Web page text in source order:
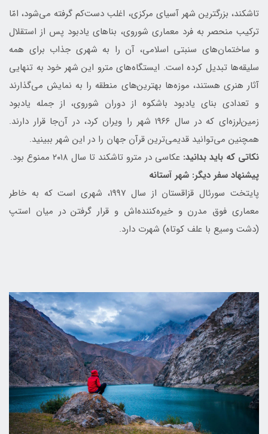
تاشکند، بزرگترین شهر آسیای مرکزی، اغلب دست‌کم گرفته می‌شود، امّا
ترکیب منحصر به فرد معماری شوروی، بناهای یادبود پس از استقلال
و ساختمان‌های سنبتی اسلامی، آن را به شهری جذاب برای همه
سلیقه‌ها تبدیل کرده است. ایستگاه‌های مترو این شهر خود به تنهایی
آثار هنری هستند، موزه‌ها بهترین‌های منطقه را به نمایش می‌گذارند
و تعدادی بنای یادبود باشکوه از دوران شوروی، از جمله یادبود
زمین‌لرزه‌ای که در سال ۱۹۶۶ شهر را ویران کرد، در آن‌جا قرار دارند.
همچنین می‌توانید قدیمی‌ترین قرآن جهان را در این شهر ببینید.
نکاتی که باید بدانید: عکاسی در مترو تاشکند تا سال ۲۰۱۸ ممنوع بود.
پیشنهاد سفر دیگر: شهر آستانه
پایتخت سورئال قزاقستان از سال ۱۹۹۷، شهری است که به خاطر
معماری فوق مدرن و خیره‌کننده‌اش و قرار گرفتن در میان استپ
(دشت وسیع با علف کوتاه) شهرت دارد.